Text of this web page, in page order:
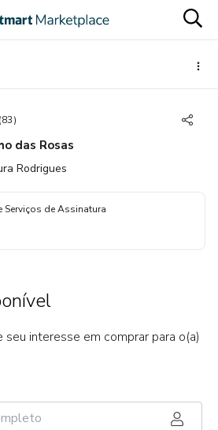
(83)
das Rosas
Rodrigues
Serviços de Assinatura
interesse em comprar para o(a)